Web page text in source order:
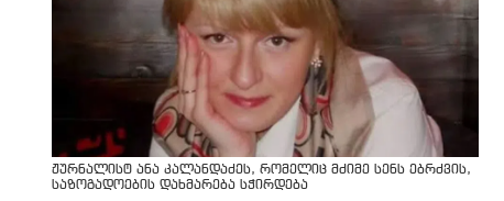
ჟურნალისტ ანა კალანდაძეს, რომელიც მძიმე სენს ებრძვის,
საზოგადოების დახმარება სჭირდება